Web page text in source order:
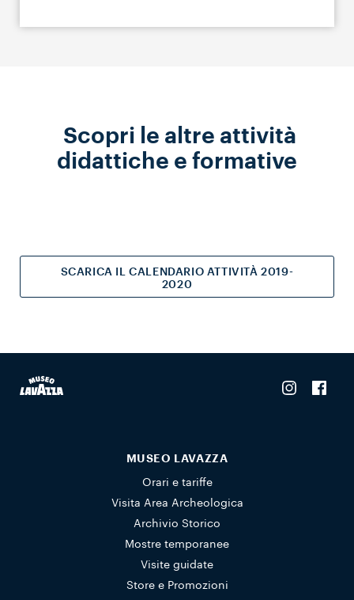
Scopri le altre attività
didattiche e formative
SCARICA IL CALENDARIO ATTIVITÀ 2019-
2020
MUSEO LAVAZZA
Orari e tariffe
Visita Area Archeologica
Archivio Storico
Mostre temporanee
Visite guidate
Store e Promozioni